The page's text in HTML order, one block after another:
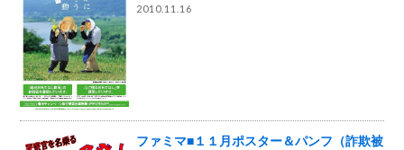
2010.11.16
ファミマ■１１月ポスター＆パンフ（詐欺被